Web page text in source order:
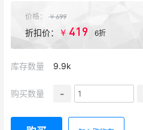
价格： ￥699
折扣价： ￥ 419 6折
库存数量 9.9k
购买数量 -